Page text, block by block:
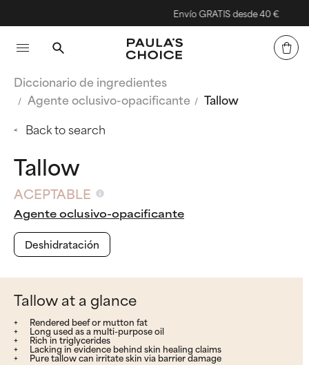
Envío GRATIS desde 40 €
Diccionario de ingredientes
Agente oclusivo-opacificante
Tallow
Back to search
Tallow
ACEPTABLE
Agente oclusivo-opacificante
Deshidratación
Tallow at a glance
Rendered beef or mutton fat
Long used as a multi-purpose oil
Rich in triglycerides
Lacking in evidence behind skin healing claims
Pure tallow can irritate skin via barrier damage